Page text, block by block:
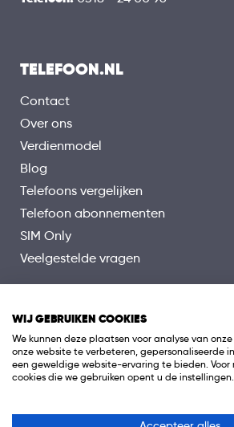
TELEFOON.NL
Contact
Over ons
Verdienmodel
Blog
Telefoons vergelijken
Telefoon abonnementen
SIM Only
Veelgestelde vragen
WIJ GEBRUIKEN COOKIES
We kunnen deze plaatsen voor analyse van
onze website te verbeteren, gepersonaliseerde
een geweldige website-ervaring te bieden. Voor
cookies die we gebruiken opent u de instellingen.